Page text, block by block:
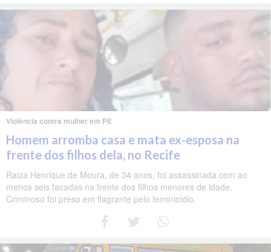
Violência contra mulher em PE
Homem arromba casa e mata ex-esposa na
frente dos filhos dela, no Recife
Raiza Henrique de Moura, de 34 anos, foi assassinada com ao
menos seis facadas na frente dos filhos menores de idade.
Criminoso foi preso em flagrante pelo feminicídio.